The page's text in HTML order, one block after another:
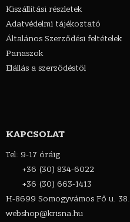
Kiszállítási részletek
Adatvédelmi tájékoztató
Általános Szerződési feltételek
Panaszok
Elállás a szerződéstől
KAPCSOLAT
Tel: 9-17 óráig
+36 (30) 834-6022
+36 (30) 663-1413
H-8699 Somogyvámos Fő u. 38.
webshop@krisna.hu